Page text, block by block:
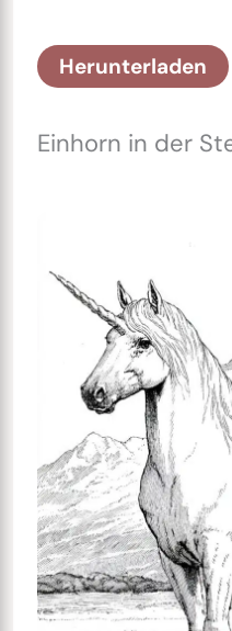
Herunterladen
Einhorn in der